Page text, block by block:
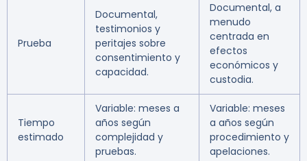
Prueba
Documental,
testimonios y
peritajes sobre
consentimiento y
capacidad.
Documental, a
menudo
centrada en
efectos
económicos y
custodia.
Tiempo
estimado
Variable: meses a
años según
complejidad y
pruebas.
Variable: meses
a años según
procedimiento y
apelaciones.